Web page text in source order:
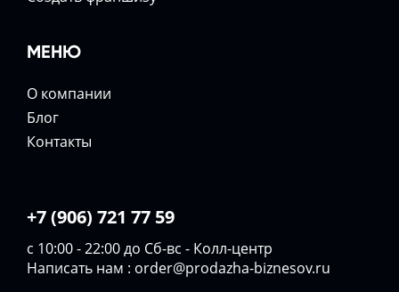
МЕНЮ
О компании
Блог
Контакты
+7 (906) 721 77 59
с 10:00 - 22:00 до Сб-вс - Колл-центр
Написать нам : order@prodazha-biznesov.ru